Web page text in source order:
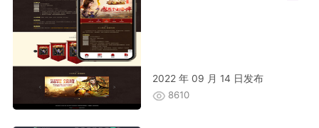
2022 年 09 月 14 日发布
8610